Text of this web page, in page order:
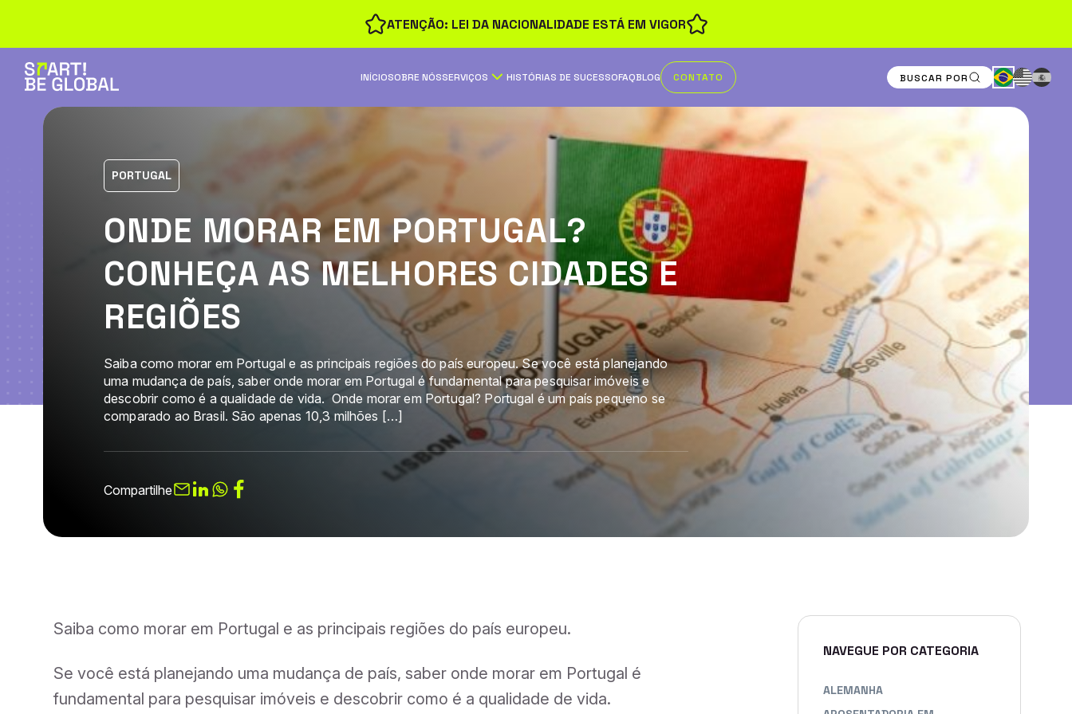
ATENÇÃO: LEI DA NACIONALIDADE ESTÁ EM VIGOR
INÍCIOSOBRE NÓSSERVIÇOS HISTÓRIAS DE SUCESSOFAQBLOG CONTATO BUSCAR POR
PORTUGAL
ONDE MORAR EM PORTUGAL?
CONHEÇA AS MELHORES CIDADES E
REGIÕES
Saiba como morar em Portugal e as principais regiões do país europeu. Se você está planejando
uma mudança de país, saber onde morar em Portugal é fundamental para pesquisar imóveis e
descobrir como é a qualidade de vida. Onde morar em Portugal? Portugal é um país pequeno se
comparado ao Brasil. São apenas 10,3 milhões […]
Compartilhe
Saiba como morar em Portugal e as principais regiões do país europeu.
Se você está planejando uma mudança de país, saber onde morar em Portugal é
fundamental para pesquisar imóveis e descobrir como é a qualidade de vida.
NAVEGUE POR CATEGORIA
ALEMANHA